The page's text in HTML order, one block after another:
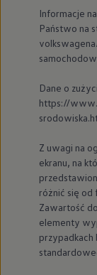
Strefa
Świat
Informacje
Państwo na
Dane o
https://
Z uwagi na
ekranu, na
różnić się od
Zawartość
elementy